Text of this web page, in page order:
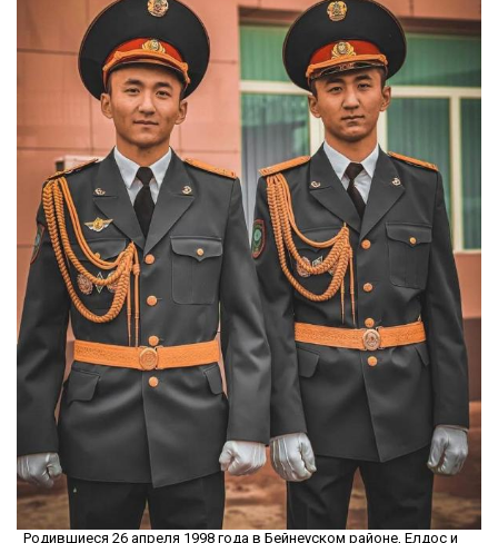
Родившиеся 26 апреля 1998 года в Бейнеуском районе, Елдос и